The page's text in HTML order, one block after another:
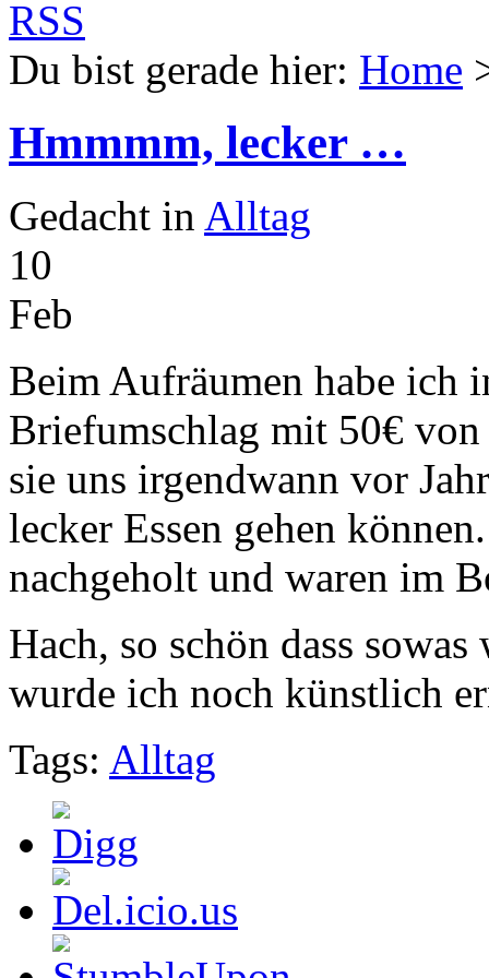
Du bist gerade hier: Home
Hmmmm, lecker …
Gedacht in Alltag
10
Feb
Beim Aufräumen habe ich
Briefumschlag mit 50€ von
sie uns irgendwann vor
lecker Essen gehen
nachgeholt und waren im
Hach, so schön dass
wurde ich noch künstlich
Tags: Alltag